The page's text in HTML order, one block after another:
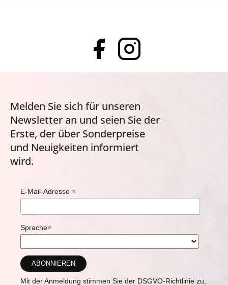
Melden Sie sich für unseren
Newsletter an und seien Sie der
Erste, der über Sonderpreise
und Neuigkeiten informiert
wird.
E-Mail-Adresse *
Sprache*
Mit der Anmeldung stimmen Sie der DSGVO-Richtlinie zu,